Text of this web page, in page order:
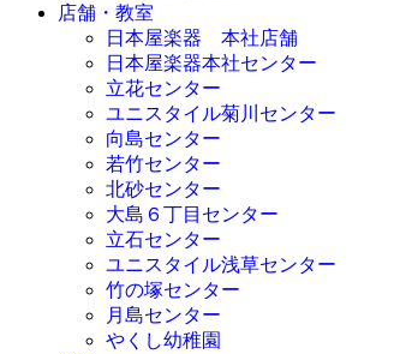
店舗・教室
日本屋楽器 本社店舗
日本屋楽器本社センター
立花センター
ユニスタイル菊川センター
向島センター
若竹センター
北砂センター
大島６丁目センター
立石センター
ユニスタイル浅草センター
竹の塚センター
月島センター
やくし幼稚園